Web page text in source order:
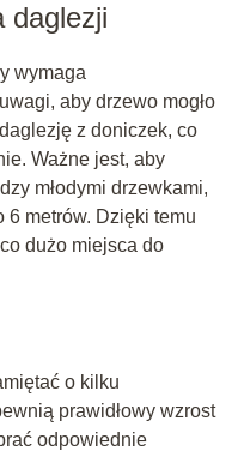
daglezji
wymaga
aby drzewo mogło
z doniczek, co
Ważne jest, aby
młodymi drzewkami,
6 metrów. Dzięki temu
dużo miejsca do
o kilku
prawidłowy wzrost
odpowiednie